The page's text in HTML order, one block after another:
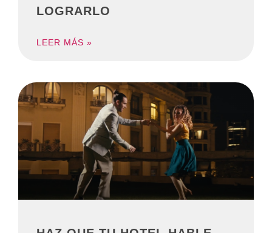
LOGRARLO
LEER MÁS »